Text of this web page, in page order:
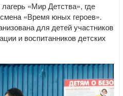
«Мир Детства», где
«Время юных героев».
для детей участников
и воспитанников детских